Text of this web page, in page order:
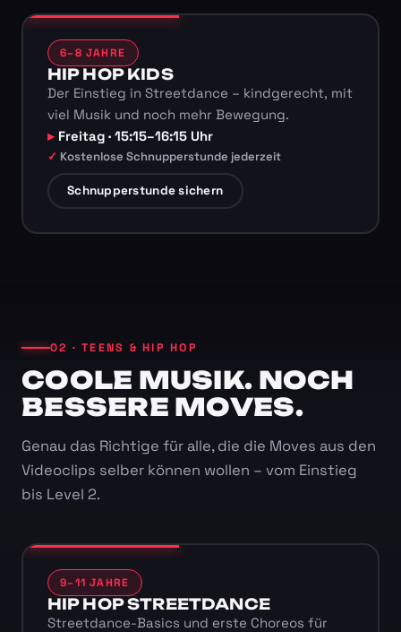
6–8 JAHRE
HIP HOP KIDS
Der Einstieg in Streetdance – kindgerecht, mit
viel Musik und noch mehr Bewegung.
Freitag · 15:15–16:15 Uhr
Kostenlose Schnupperstunde jederzeit
Schnupperstunde sichern
02 · TEENS & HIP HOP
COOLE MUSIK. NOCH
BESSERE MOVES.
Genau das Richtige für alle, die die Moves aus den
Videoclips selber können wollen – vom Einstieg
bis Level 2.
9–11 JAHRE
HIP HOP STREETDANCE
Streetdance-Basics und erste Choreos für